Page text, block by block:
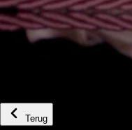
Terug